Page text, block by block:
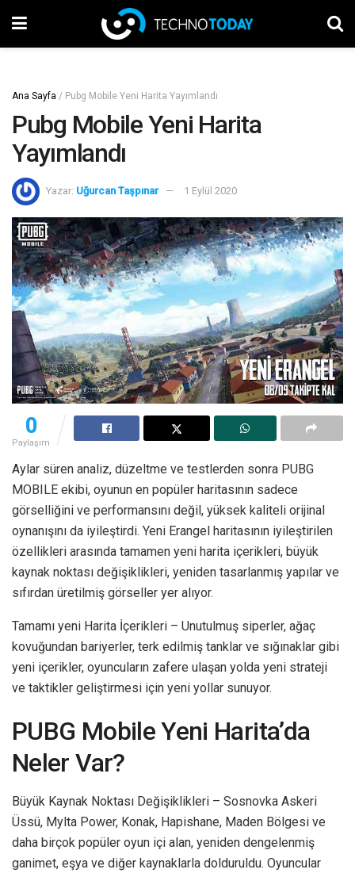
Ana Sayfa / Pubg Mobile Yeni Harita Yayımlandı
Pubg Mobile Yeni Harita
Yayımlandı
Yazar: Uğurcan Taşpınar 1 Eylül 2020
0
Paylaşım
Aylar süren analiz, düzeltme ve testlerden sonra PUBG
MOBILE ekibi, oyunun en popüler haritasının sadece
görselliğini ve performansını değil, yüksek kaliteli orijinal
oynanışını da iyileştirdi. Yeni Erangel haritasının iyileştirilen
özellikleri arasında tamamen yeni harita içerikleri, büyük
kaynak noktası değişiklikleri, yeniden tasarlanmış yapılar ve
sıfırdan üretilmiş görseller yer alıyor.
Tamamı yeni Harita İçerikleri – Unutulmuş siperler, ağaç
kovuğundan bariyerler, terk edilmiş tanklar ve sığınaklar gibi
yeni içerikler, oyuncuların zafere ulaşan yolda yeni strateji
ve taktikler geliştirmesi için yeni yollar sunuyor.
PUBG Mobile Yeni Harita’da
Neler Var?
Büyük Kaynak Noktası Değişiklikleri – Sosnovka Askeri
Üssü, Mylta Power, Konak, Hapishane, Maden Bölgesi ve
daha birçok popüler oyun içi alan, yeniden dengelenmiş
ganimet, eşya ve diğer kaynaklarla dolduruldu. Oyuncular